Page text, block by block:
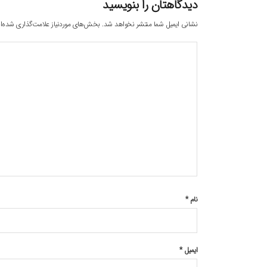
دیدگاهتان را بنویسید
نشانی ایمیل شما منتشر نخواهد شد. بخش‌های موردنیاز علامت‌گذاری
نام*
ایمیل*